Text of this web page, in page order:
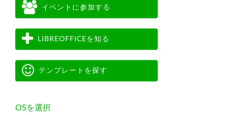
イベントに参加する
LIBREOFFICEを知る
テンプレートを探す
OSを選択